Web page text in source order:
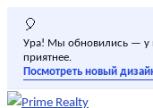
🎈
Ура! Мы обновились — у
приятнее.
Посмотреть новый